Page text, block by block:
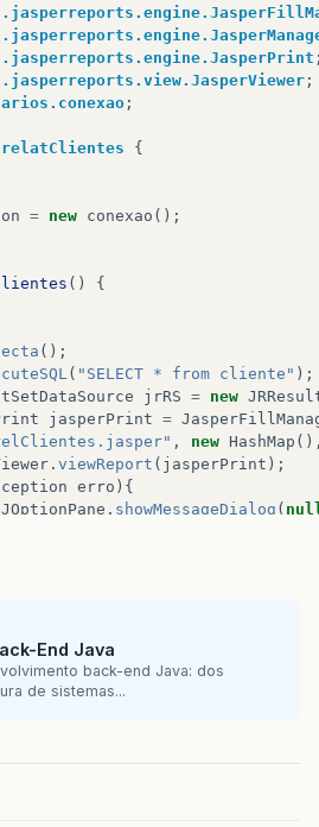
;
;
relatClientes {
= new conexao ();
()
{
();
( "SELECT * from cliente" );
jrRS = new
jasperPrint =
, new HashMap
. viewReport ( jasperPrint );
erro ){
JOptionPane . showMessageDialog (
();
End Java
back-end Java: dos
de sistemas...